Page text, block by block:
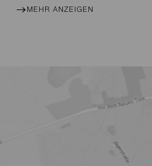
MEHR ANZEIGEN